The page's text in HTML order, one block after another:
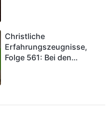
Christliche
Erfahrungszeugnisse,
Folge 561: Bei den